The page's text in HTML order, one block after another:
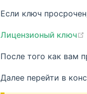
Если ключ
Лицензионый ключ
После того как вам
Далее перейти в